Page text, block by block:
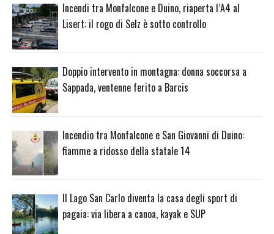
Incendi tra Monfalcone e Duino, riaperta l’A4 al
Lisert: il rogo di Selz è sotto controllo
Doppio intervento in montagna: donna soccorsa a
Sappada, ventenne ferito a Barcis
Incendio tra Monfalcone e San Giovanni di Duino:
fiamme a ridosso della statale 14
Il Lago San Carlo diventa la casa degli sport di
pagaia: via libera a canoa, kayak e SUP